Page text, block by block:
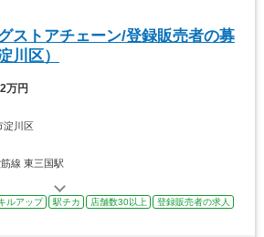
ストアチェーン/登録販売者の募
川区）
万円
淀川区
線 東三国駅
ルアップ 駅チカ 店舗数30以上
登録販売者の求人